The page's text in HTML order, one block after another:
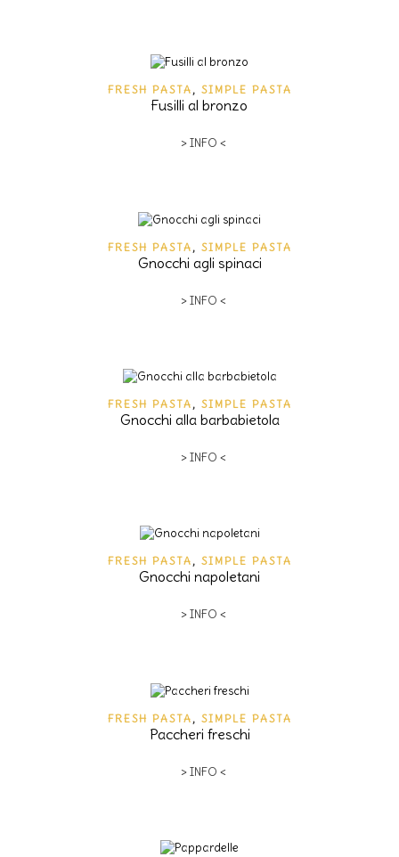
FRESH PASTA , SIMPLE PASTA
Fusilli al bronzo
> INFO <
FRESH PASTA , SIMPLE PASTA
Gnocchi agli spinaci
> INFO <
FRESH PASTA , SIMPLE PASTA
Gnocchi alla barbabietola
> INFO <
FRESH PASTA , SIMPLE PASTA
Gnocchi napoletani
> INFO <
FRESH PASTA , SIMPLE PASTA
Paccheri freschi
> INFO <